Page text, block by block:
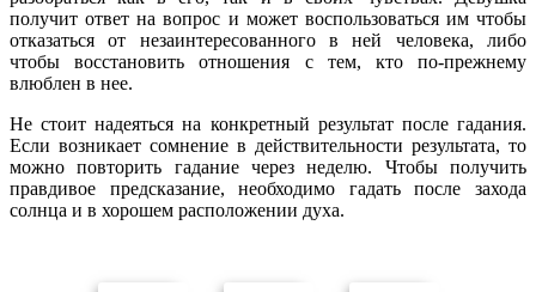
получит ответ на вопрос и может воспользоваться им чтобы
отказаться от незаинтересованного в ней человека, либо
чтобы восстановить отношения с тем, кто по-прежнему
влюблен в нее.
Не стоит надеяться на конкретный результат после гадания.
Если возникает сомнение в действительности результата, то
можно повторить гадание через неделю. Чтобы получить
правдивое предсказание, необходимо гадать после захода
солнца и в хорошем расположении духа.